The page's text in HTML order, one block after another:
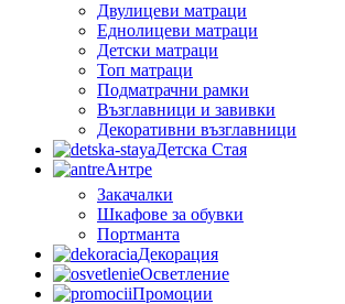
Двулицеви матраци
Еднолицеви матраци
Детски матраци
Топ матраци
Подматрачни рамки
Възглавници и завивки
Декоративни възглавници
Детска Стая
Антре
Закачалки
Шкафове за обувки
Портманта
Декорация
Осветление
Промоции